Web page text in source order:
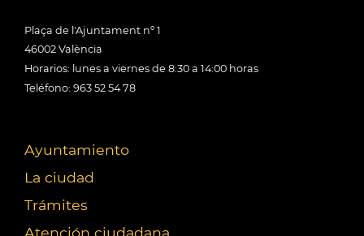
Plaça de l'Ajuntament nº 1
46002 València
Horarios: lunes a viernes de 8:30 a 14:00 horas
Teléfono: 963 52 54 78
Ayuntamiento
La ciudad
Trámites
Atención ciudadana